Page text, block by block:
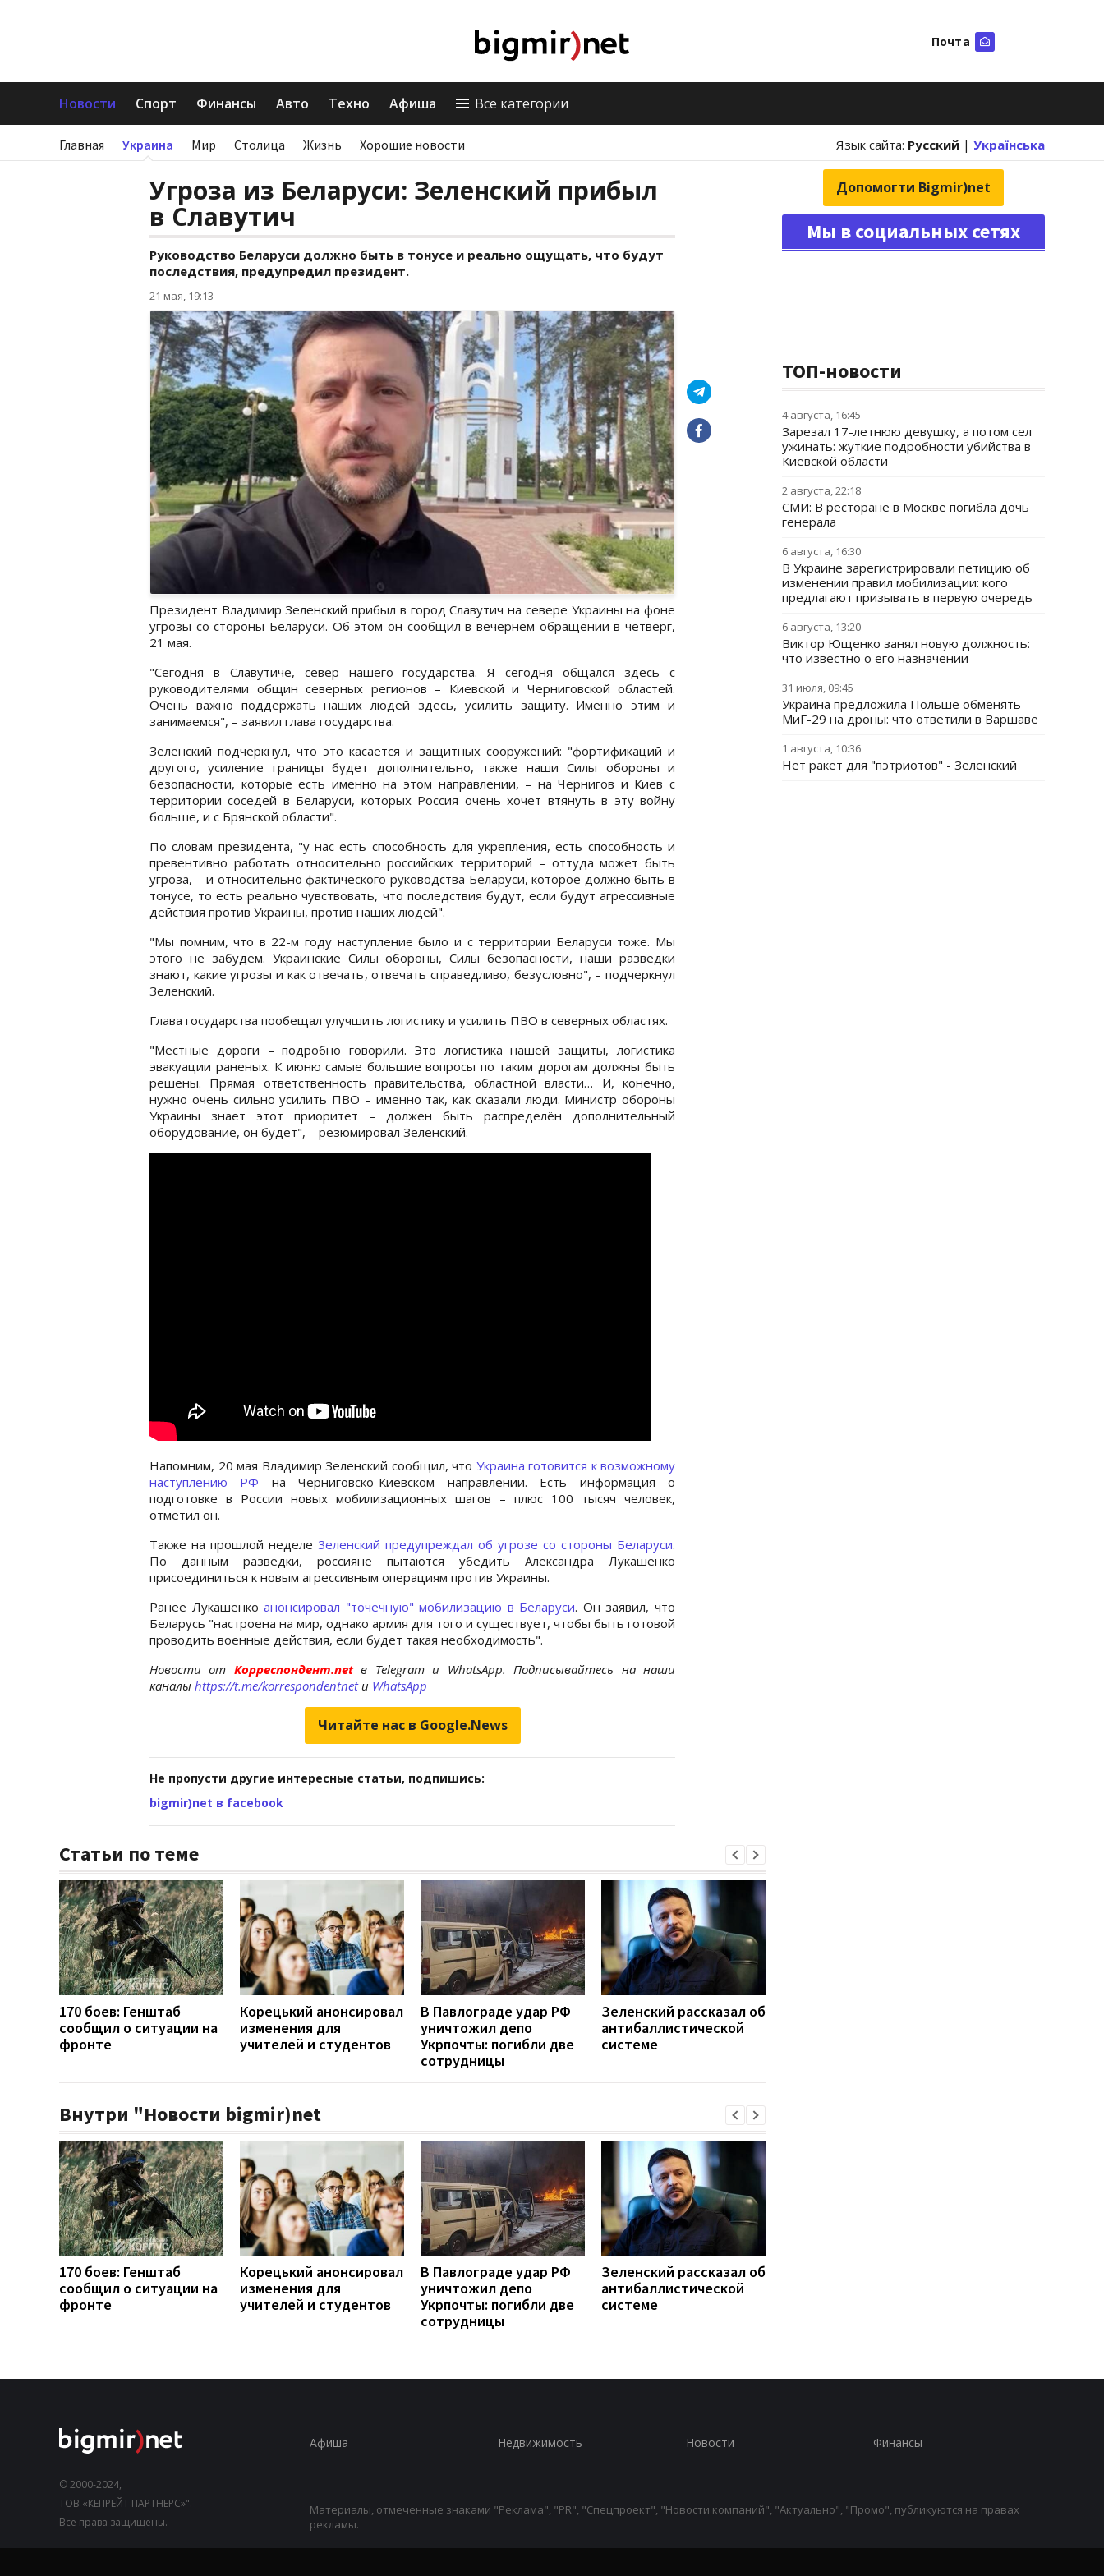
Почта
Новости Спорт Финансы Авто Техно Афиша Все категории
Главная Украина Мир Столица Жизнь Хорошие новости Язык сайта: Русский | Українська
Угроза из Беларуси: Зеленский прибыл
в Славутич
Руководство Беларуси должно быть в тонусе и реально ощущать, что будут
последствия, предупредил президент.
21 мая, 19:13
Президент Владимир Зеленский прибыл в город Славутич на севере Украины на фоне
угрозы со стороны Беларуси. Об этом он сообщил в вечернем обращении в четверг,
21 мая.
"Сегодня в Славутиче, север нашего государства. Я сегодня общался здесь с
руководителями общин северных регионов – Киевской и Черниговской областей.
Очень важно поддержать наших людей здесь, усилить защиту. Именно этим и
занимаемся", – заявил глава государства.
Зеленский подчеркнул, что это касается и защитных сооружений: "фортификаций и
другого, усиление границы будет дополнительно, также наши Силы обороны и
безопасности, которые есть именно на этом направлении, – на Чернигов и Киев с
территории соседей в Беларуси, которых Россия очень хочет втянуть в эту войну
больше, и с Брянской области".
По словам президента, "у нас есть способность для укрепления, есть способность и
превентивно работать относительно российских территорий – оттуда может быть
угроза, – и относительно фактического руководства Беларуси, которое должно быть в
тонусе, то есть реально чувствовать, что последствия будут, если будут агрессивные
действия против Украины, против наших людей".
"Мы помним, что в 22-м году наступление было и с территории Беларуси тоже. Мы
этого не забудем. Украинские Силы обороны, Силы безопасности, наши разведки
знают, какие угрозы и как отвечать, отвечать справедливо, безусловно", – подчеркнул
Зеленский.
Глава государства пообещал улучшить логистику и усилить ПВО в северных областях.
"Местные дороги – подробно говорили. Это логистика нашей защиты, логистика
эвакуации раненых. К июню самые большие вопросы по таким дорогам должны быть
решены. Прямая ответственность правительства, областной власти… И, конечно,
нужно очень сильно усилить ПВО – именно так, как сказали люди. Министр обороны
Украины знает этот приоритет – должен быть распределён дополнительный
оборудование, он будет", – резюмировал Зеленский.
Напомним, 20 мая Владимир Зеленский сообщил, что Украина готовится к возможному
наступлению РФ на Черниговско-Киевском направлении. Есть информация о
подготовке в России новых мобилизационных шагов – плюс 100 тысяч человек,
отметил он.
Также на прошлой неделе Зеленский предупреждал об угрозе со стороны Беларуси.
По данным разведки, россияне пытаются убедить Александра Лукашенко
присоединиться к новым агрессивным операциям против Украины.
Ранее Лукашенкоанонсировал "точечную" мобилизацию в Беларуси. Он заявил, что
Беларусь "настроена на мир, однако армия для того и существует, чтобы быть готовой
проводить военные действия, если будет такая необходимость".
Новости от Корреспондент.netв Telegram и WhatsApp. Подписывайтесь на наши
каналы https://t.me/korrespondentnetи WhatsApp
Читайте нас в Google.News
Не пропусти другие интересные статьи, подпишись:
bigmir)net в facebook
Статьи по теме
170 боев: Генштаб
сообщил о ситуации на
фронте
Корецький анонсировал
изменения для
учителей и студентов
В Павлограде удар РФ
уничтожил депо
Укрпочты: погибли две
сотрудницы
Зеленский рассказал об
антибаллистической
системе
Внутри "Новости bigmir)net
170 боев: Генштаб
сообщил о ситуации на
фронте
Корецький анонсировал
изменения для
учителей и студентов
В Павлограде удар РФ
уничтожил депо
Укрпочты: погибли две
сотрудницы
Зеленский рассказал об
антибаллистической
системе
Допомогти Bigmir)net
Мы в социальных сетях
ТОП-новости
4 августа, 16:45
Зарезал 17-летнюю девушку, а потом сел
ужинать: жуткие подробности убийства в
Киевской области
2 августа, 22:18
СМИ: В ресторане в Москве погибла дочь
генерала
6 августа, 16:30
В Украине зарегистрировали петицию об
изменении правил мобилизации: кого
предлагают призывать в первую очередь
6 августа, 13:20
Виктор Ющенко занял новую должность:
что известно о его назначении
31 июля, 09:45
Украина предложила Польше обменять
МиГ-29 на дроны: что ответили в Варшаве
1 августа, 10:36
Нет ракет для "пэтриотов" - Зеленский
© 2000-2024,
ТОВ «КЕПРЕЙТ ПАРТНЕРС»".
Все права защищены.
Афиша Недвижимость Новости Финансы
Материалы, отмеченные знаками "Реклама", "PR", "Спецпроект", "Новости компаний", "Актуально", "Промо", публикуются на правах
рекламы.